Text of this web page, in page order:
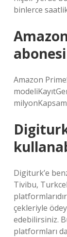
binlerce
Amazon
Digiturk’e
Tivibu,
çekleriyle
edebilirsiniz.
platformları